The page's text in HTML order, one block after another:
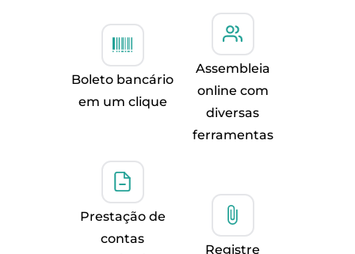
Boleto bancário
em um clique
Prestação de
contas
Assembleia
online com
diversas
ferramentas
Registre